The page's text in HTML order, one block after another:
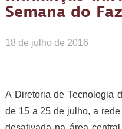
Semana do
18 de julho de 2016
A Diretoria de Tecnologia
de 15 a 25 de julho, a